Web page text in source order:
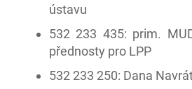
ústavu
532 233 435: prim.
přednosty pro LPP
532 233 250: Dana